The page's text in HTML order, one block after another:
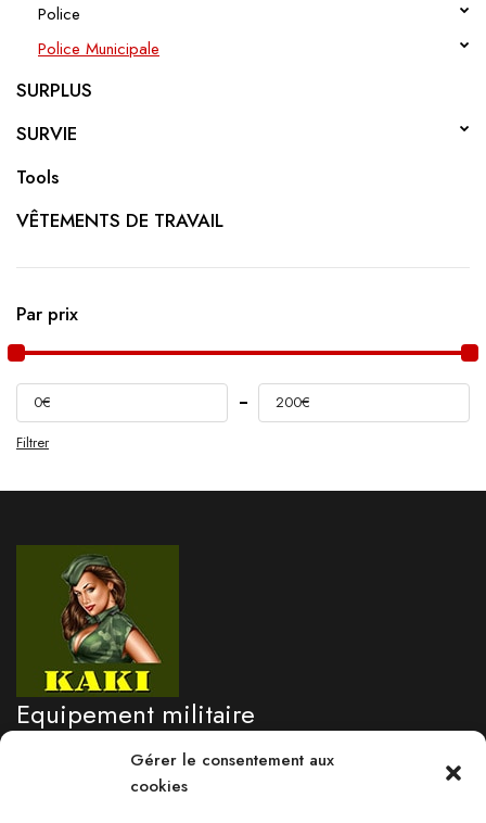
Gérer le consentement aux
cookies
Police
Police Municipale
SURPLUS
SURVIE
Tools
VÊTEMENTS DE TRAVAIL
Par prix
Filtrer
0€ 200€
Equipement militaire
professionnel
Besoin d'un renseignement?